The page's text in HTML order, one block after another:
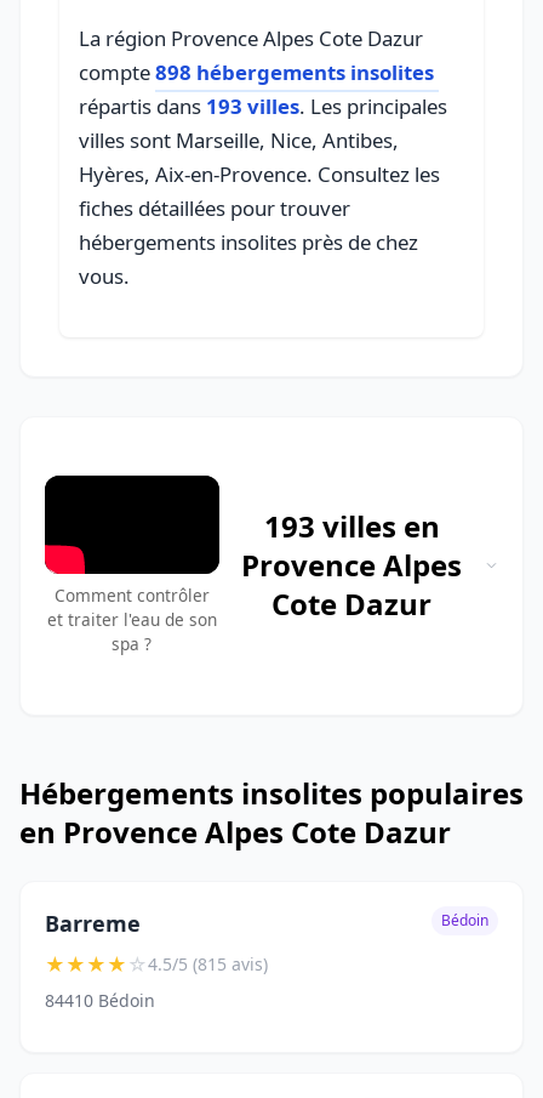
La région Provence Alpes Cote Dazur
compte898 hébergements insolites
répartis dans 193 villes. Les principales
villes sont Marseille, Nice, Antibes,
Hyères, Aix-en-Provence. Consultez les
fiches détaillées pour trouver
hébergements insolites près de chez
vous.
Comment contrôler
et traiter l'eau de son
spa ?
193 villes en
Provence Alpes
Cote Dazur
Hébergements insolites populaires
en Provence Alpes Cote Dazur
Barreme Bédoin
★★★★☆4.5/5 (815 avis)
84410 Bédoin